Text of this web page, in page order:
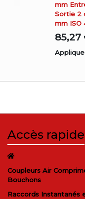
mm
Sortie 2
mm ISO
85,27
Accès rapide
Coupleurs Air
Bouchons
Raccords Instantanés